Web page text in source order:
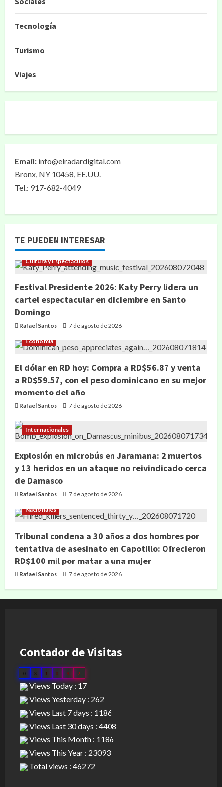
Tecnología
Turismo
Viajes
Email: info@elradardigital.com
Bronx, NY 10458, EE.UU.
Tel.: 917-682-4049
TE PUEDEN INTERESAR
Cultura y Espectáculos
Festival Presidente 2026: Katy Perry lidera un
cartel espectacular en diciembre en Santo
Domingo
Rafael Santos 7 de agosto de 2026
Economía
El dólar en RD hoy: Compra a RD$56.87 y venta
a RD$59.57, con el peso dominicano en su mejor
momento del año
Rafael Santos 7 de agosto de 2026
Internacionales
Explosión en microbús en Jaramana: 2 muertos
y 13 heridos en un ataque no reivindicado cerca
de Damasco
Rafael Santos 7 de agosto de 2026
Nacionales
Tribunal condena a 30 años a dos hombres por
tentativa de asesinato en Capotillo: Ofrecieron
RD$100 mil por matar a una mujer
Rafael Santos 7 de agosto de 2026
Contador de Visitas
0 3 1 0 9 2
Views Today : 17
Views Yesterday : 262
Views Last 7 days : 1186
Views Last 30 days : 4408
Views This Month : 1186
Views This Year : 23093
Total views : 46272